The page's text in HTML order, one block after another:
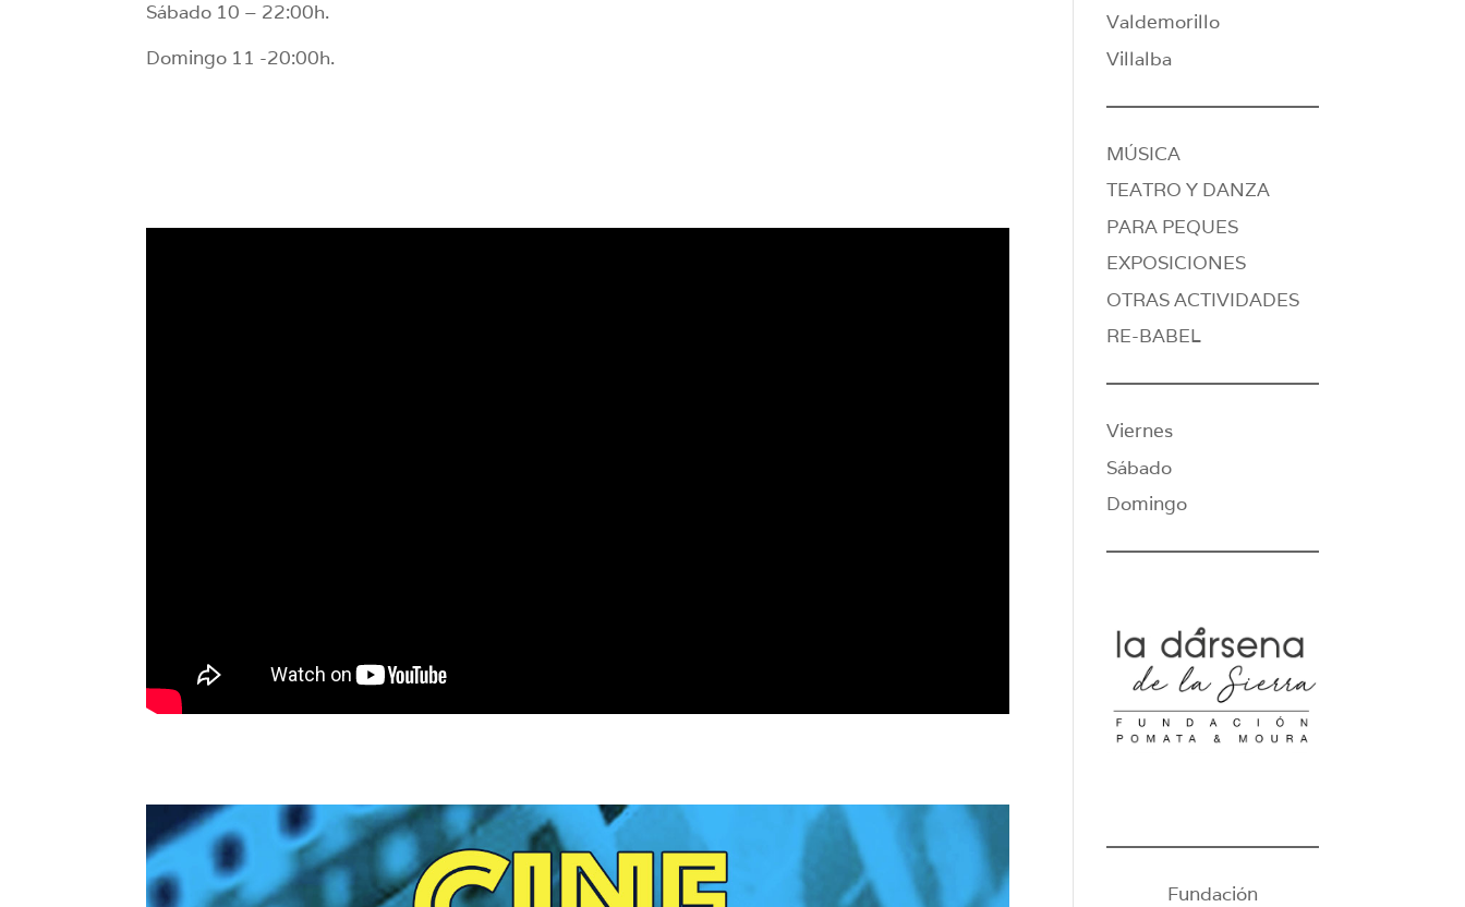
Sábado 10 – 22:00h.
Domingo 11 -20:00h.
Valdemorillo
Villalba
MÚSICA
TEATRO Y DANZA
PARA PEQUES
EXPOSICIONES
OTRAS ACTIVIDADES
RE-BABEL
Viernes
Sábado
Domingo
Fundación